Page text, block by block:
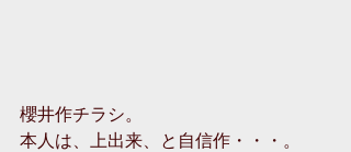
櫻井作チラシ。
本人は、上出来、と自信作・・・。